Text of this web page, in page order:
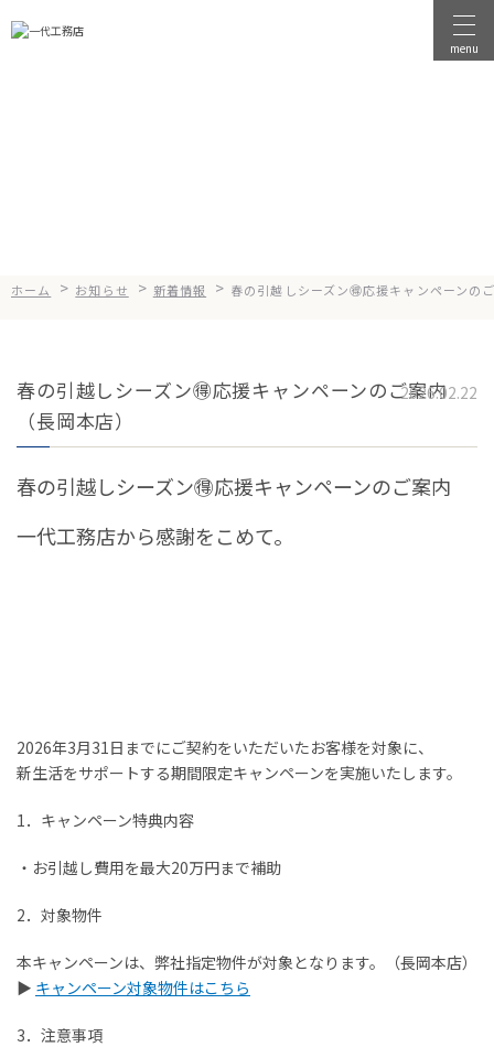
会社案内
健康経営
コンセプト
選ばれる理由
お客様の声
物件に関する
お問い合わせはこちらから
0258-34-2221
物件お問い合わせ
menu
ホーム > お知らせ > 新着情報 > 春の引越しシーズン🉐応援キャンペーンの
春の引越しシーズン🉐応援キャンペーンのご案内
（長岡本店）
2026.02.22
春の引越しシーズン🉐応援キャンペーンのご案内
一代工務店から感謝をこめて。
2026年3月31日までにご契約をいただいたお客様を対象に、
新生活をサポートする期間限定キャンペーンを実施いたします。
1．キャンペーン特典内容
お引越し費用を最大20万円まで補助
2．対象物件
本キャンペーンは、弊社指定物件が対象となります。（長岡本店）
▶︎ キャンペーン対象物件はこちら
3．注意事項